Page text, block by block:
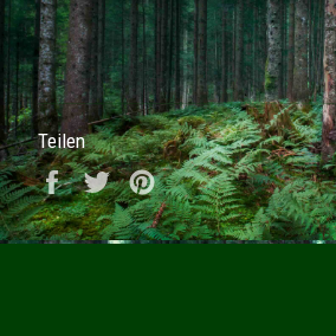
Teilen
Auf Facebook teilen
Auf Twitter twittern
Auf Pinterest pinnen